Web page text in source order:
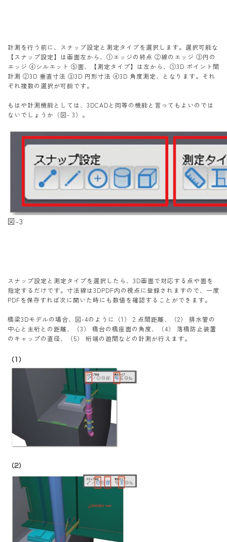
計測を行う前に、スナップ設定と測定タイプを選択します。選択可能な
【スナップ設定】は画面左から、①エッジの終点 ②線のエッジ ③円の
エッジ ④シルエット ⑤面、【測定タイプ】は左から、①3D ポイント間
計測 ②3D 垂直寸法 ③3D 円形寸法 ④3D 角度測定、となります。それ
ぞれ複数の選択が可能です。
もはや計測機能としては、3DCADと同等の機能と言ってもよいのでは
ないでしょうか（図- 3）。
図-3
スナップ設定と測定タイプを選択したら、3D画面で対応する点や面を
指定するだけです。寸法線は3DPDF内の視点に登録されますので、一度
PDFを保存すれば次に開いた時にも数値を確認することができます。
橋梁3Dモデルの場合、図-4のように（1） 2 点間距離、（2） 排水管の
中心と主桁との距離、（3） 橋台の橋座面の角度、（4） 落橋防止装置
のキャップの直径、（5） 桁端の遊間などの計測が行えます。